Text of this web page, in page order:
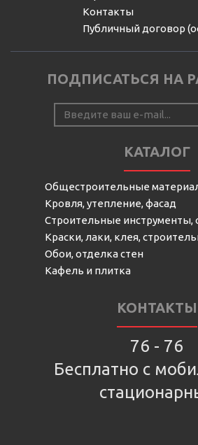
Контакты
Публичный договор
ПОДПИСАТЬСЯ НА
КАТАЛОГ
Общестроительные
Кровля, утепление, фасад
Строительные инструменты,
Краски, лаки, клея,
Обои, отделка стен
Кафель и плитка
КОНТАКТЫ
76 - 76
Бесплатно с